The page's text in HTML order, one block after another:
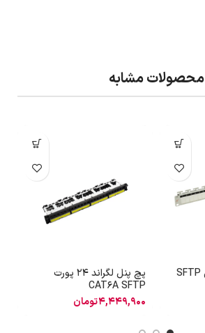
محصولات مشابه
پچ پنل شبکه نگزنس SFTP
پچ پنل لگراند 24 پورت
CAT6A SFTP
4,449,900تومان